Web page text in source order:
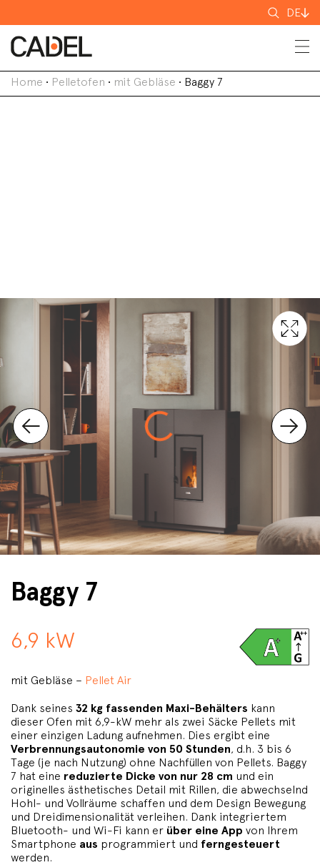
Suchen
nach
DE
Home • Pelletofen • mit Gebläse • Baggy 7
Baggy 7
6,9 kW
mit Gebläse – Pellet Air
Dank seines 32 kg fassenden Maxi-Behälters kann
dieser Ofen mit 6,9-kW mehr als zwei Säcke Pellets mit
einer einzigen Ladung aufnehmen. Dies ergibt eine
Verbrennungsautonomie von 50 Stunden, d.h. 3 bis 6
Tage (je nach Nutzung) ohne Nachfüllen von Pellets. Baggy
7 hat eine reduzierte Dicke von nur 28 cm und ein
originelles ästhetisches Detail mit Rillen, die abwechselnd
Hohl- und Vollräume schaffen und dem Design Bewegung
und Dreidimensionalität verleihen. Dank integriertem
Bluetooth- und Wi-Fi kann er über eine App von Ihrem
Smartphone aus programmiert und ferngesteuert
werden.